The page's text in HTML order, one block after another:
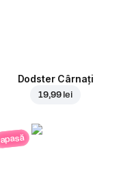
Dodster Cârnați
19,99 lei
apasă